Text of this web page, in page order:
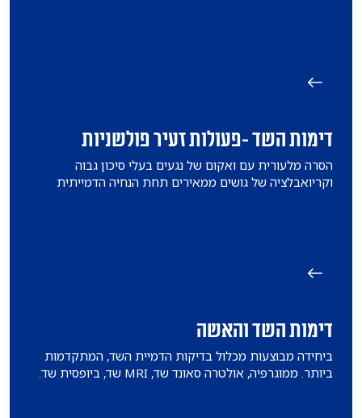
דימות השד -פעולות זעיר פולשניות
הסרה מלעורית עם ואקום של נגעים בעלי סיכון גבוה
וקריואבלציה של גושים ממאירים תחת הנחיה הדמייתית
דימות השד והאשה
ביחידה מבוצעות מכלול בדיקות הדמיית השד, המתקדמות
ביותר. ממוגרפיה, אולטרה סאונד שד, MRI שד, ביופסית שד.